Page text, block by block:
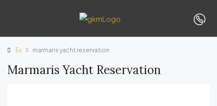
Ev marmaris yacht reservation
Marmaris Yacht Reservation